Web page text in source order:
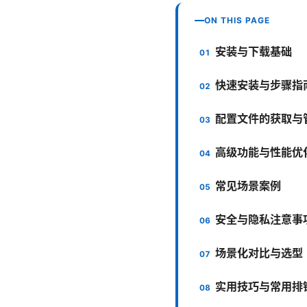
ON THIS PAGE
安装与下载基础
快速安装与步骤指
配置文件的获取与
高级功能与性能优
常见场景案例
安全与隐私注意事
场景化对比与选型
实用技巧与常用排